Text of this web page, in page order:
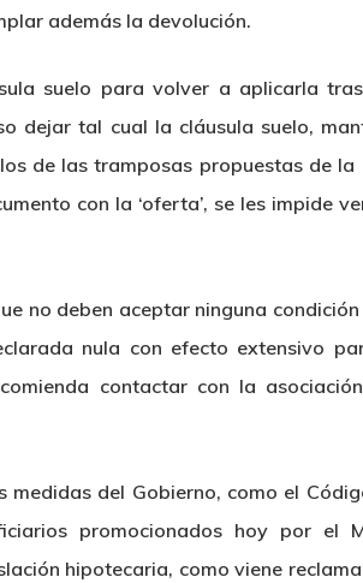
además la devolución.
suelo para volver a aplicarla
dejar tal cual la cláusula suelo,
de las tramposas propuestas de la
con la ‘oferta’, se les impide
no deben aceptar ninguna
nula con efecto extensivo
contactar con la
del Gobierno, como el
promocionados hoy por el
hipotecaria, como viene